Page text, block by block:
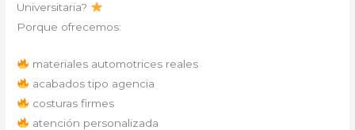
Universitaria?
Porque ofrecemos:
materiales automotrices reales
acabados tipo agencia
costuras firmes
atención personalizada